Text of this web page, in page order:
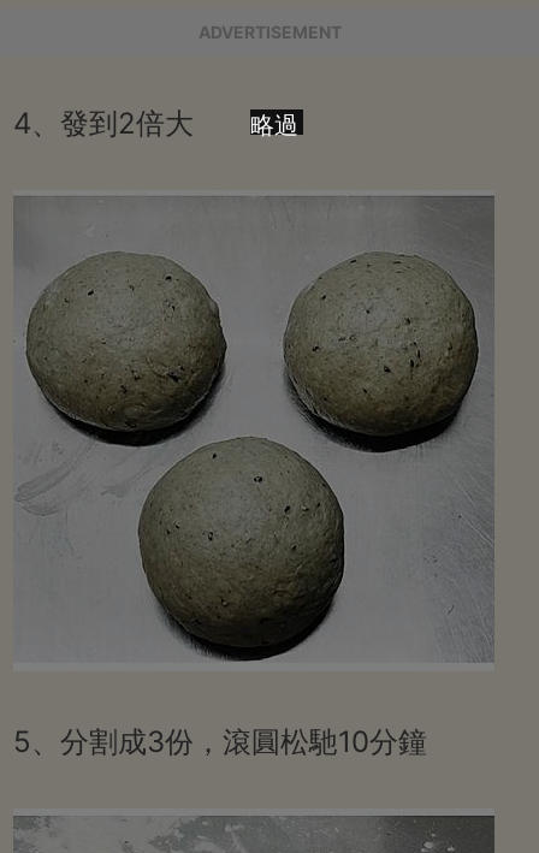
ADVERTISEMENT
4、發到2倍大
5、分割成3份，滾圓松馳10分鐘
略過